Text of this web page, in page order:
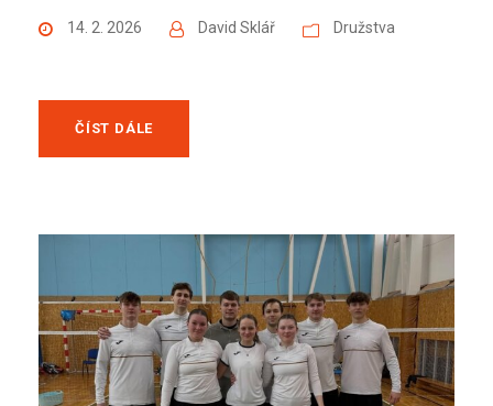
14. 2. 2026 David Sklář Družstva
ČÍST DÁLE